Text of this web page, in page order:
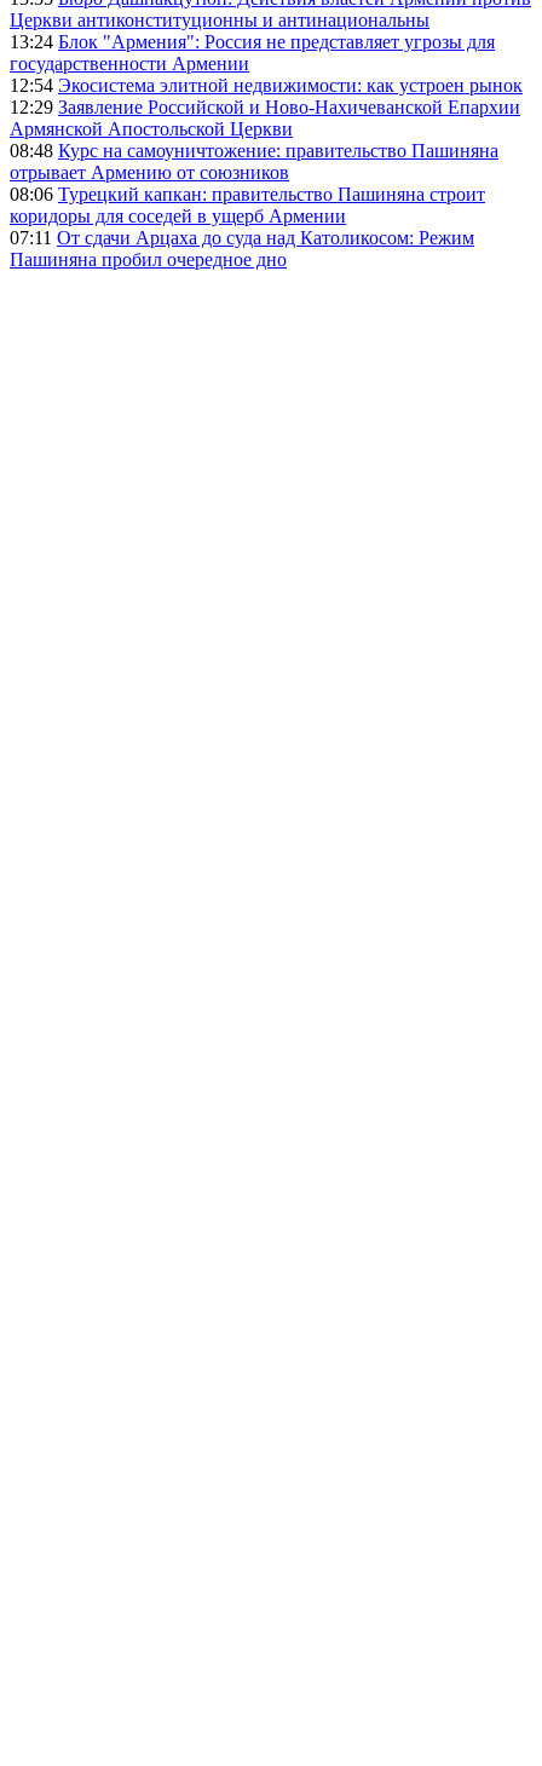
Церкви антиконституционны и антинациональны
13:24 Блок "Армения": Россия не представляет угрозы для
государственности Армении
12:54 Экосистема элитной недвижимости: как устроен рынок
12:29 Заявление Российской и Ново-Нахичеванской Епархии
Армянской Апостольской Церкви
08:48 Курс на самоуничтожение: правительство Пашиняна
отрывает Армению от союзников
08:06 Турецкий капкан: правительство Пашиняна строит
коридоры для соседей в ущерб Армении
07:11 От сдачи Арцаха до суда над Католикосом: Режим
Пашиняна пробил очередное дно